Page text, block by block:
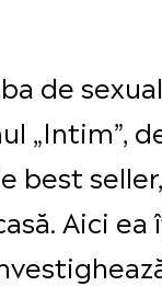
de
„Intim”,
Aici